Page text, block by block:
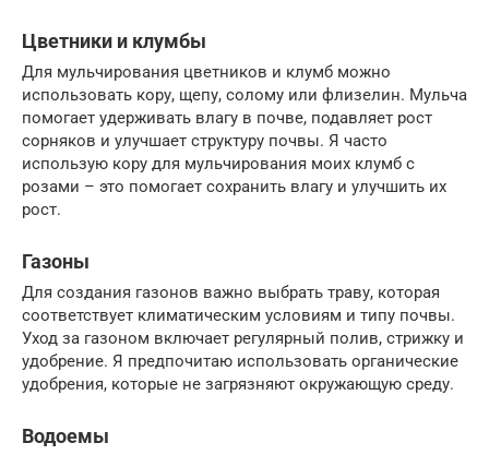
Цветники и клумбы
Для мульчирования цветников и клумб можно
использовать кору, щепу, солому или флизелин. Мульча
помогает удерживать влагу в почве, подавляет рост
сорняков и улучшает структуру почвы. Я часто
использую кору для мульчирования моих клумб с
розами – это помогает сохранить влагу и улучшить их
рост.
Газоны
Для создания газонов важно выбрать траву, которая
соответствует климатическим условиям и типу почвы.
Уход за газоном включает регулярный полив, стрижку и
удобрение. Я предпочитаю использовать органические
удобрения, которые не загрязняют окружающую среду.
Водоемы